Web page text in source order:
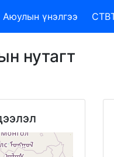
Аюулын үнэлгээ
нутагт